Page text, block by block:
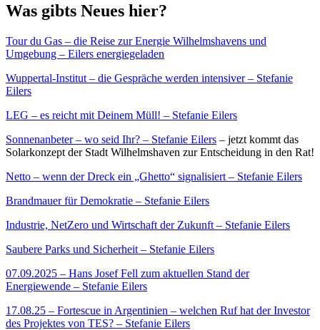
Was gibts Neues hier?
Tour du Gas – die Reise zur Energie Wilhelmshavens und
Umgebung – Eilers energiegeladen
Wuppertal-Institut – die Gespräche werden intensiver – Stefanie
Eilers
LEG – es reicht mit Deinem Müll! – Stefanie Eilers
Sonnenanbeter – wo seid Ihr? – Stefanie Eilers – jetzt kommt das
Solarkonzept der Stadt Wilhelmshaven zur Entscheidung in den Rat!
Netto – wenn der Dreck ein „Ghetto“ signalisiert – Stefanie Eilers
Brandmauer für Demokratie – Stefanie Eilers
Industrie, NetZero und Wirtschaft der Zukunft – Stefanie Eilers
Saubere Parks und Sicherheit – Stefanie Eilers
07.09.2025 – Hans Josef Fell zum aktuellen Stand der
Energiewende – Stefanie Eilers
17.08.25 – Fortescue in Argentinien – welchen Ruf hat der Investor
des Projektes von TES? – Stefanie Eilers